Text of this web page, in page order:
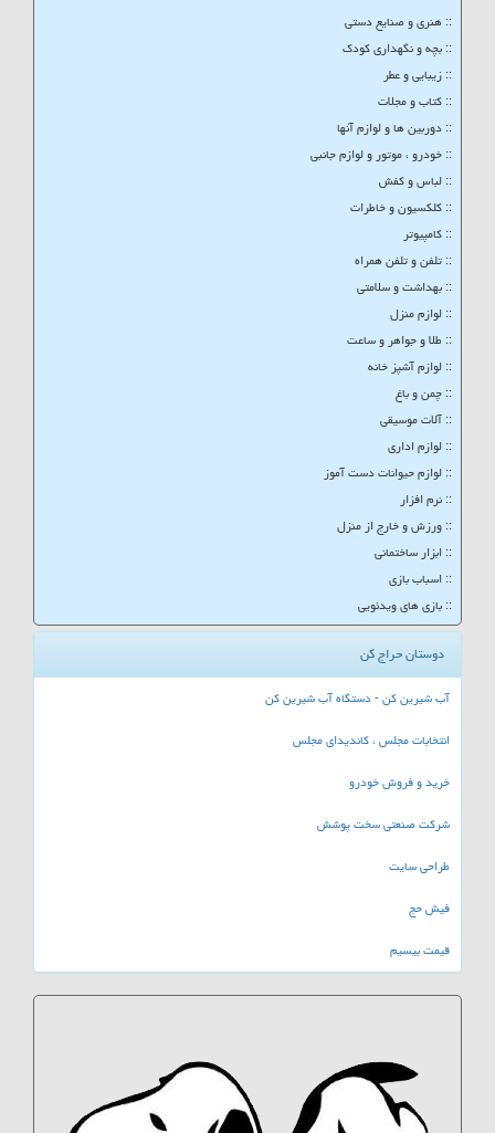
:: هنری و صنایع دستی
:: بچه و نگهداری کودک
:: زیبایی و عطر
:: کتاب و مجلات
:: دوربین ها و لوازم آنها
:: خودرو ، موتور و لوازم جانبی
:: لباس و کفش
:: کلکسیون و خاطرات
:: کامپیوتر
:: تلفن و تلفن همراه
:: بهداشت و سلامتی
:: لوازم منزل
:: طلا و جواهر و ساعت
:: لوازم آشپز خانه
:: چمن و باغ
:: آلات موسیقی
:: لوازم اداری
:: لوازم حیوانات دست آموز
:: نرم افزار
:: ورزش و خارج از منزل
:: ابزار ساختمانی
:: اسباب بازی
:: بازی های ویدئویی
دوستان حراج کن
آب شیرین کن - دستگاه آب شیرین کن
انتخابات مجلس ، کاندیدای مجلس
خرید و فروش خودرو
شرکت صنعتی سخت پوشش
طراحی سایت
فیش حج
قیمت بیسیم